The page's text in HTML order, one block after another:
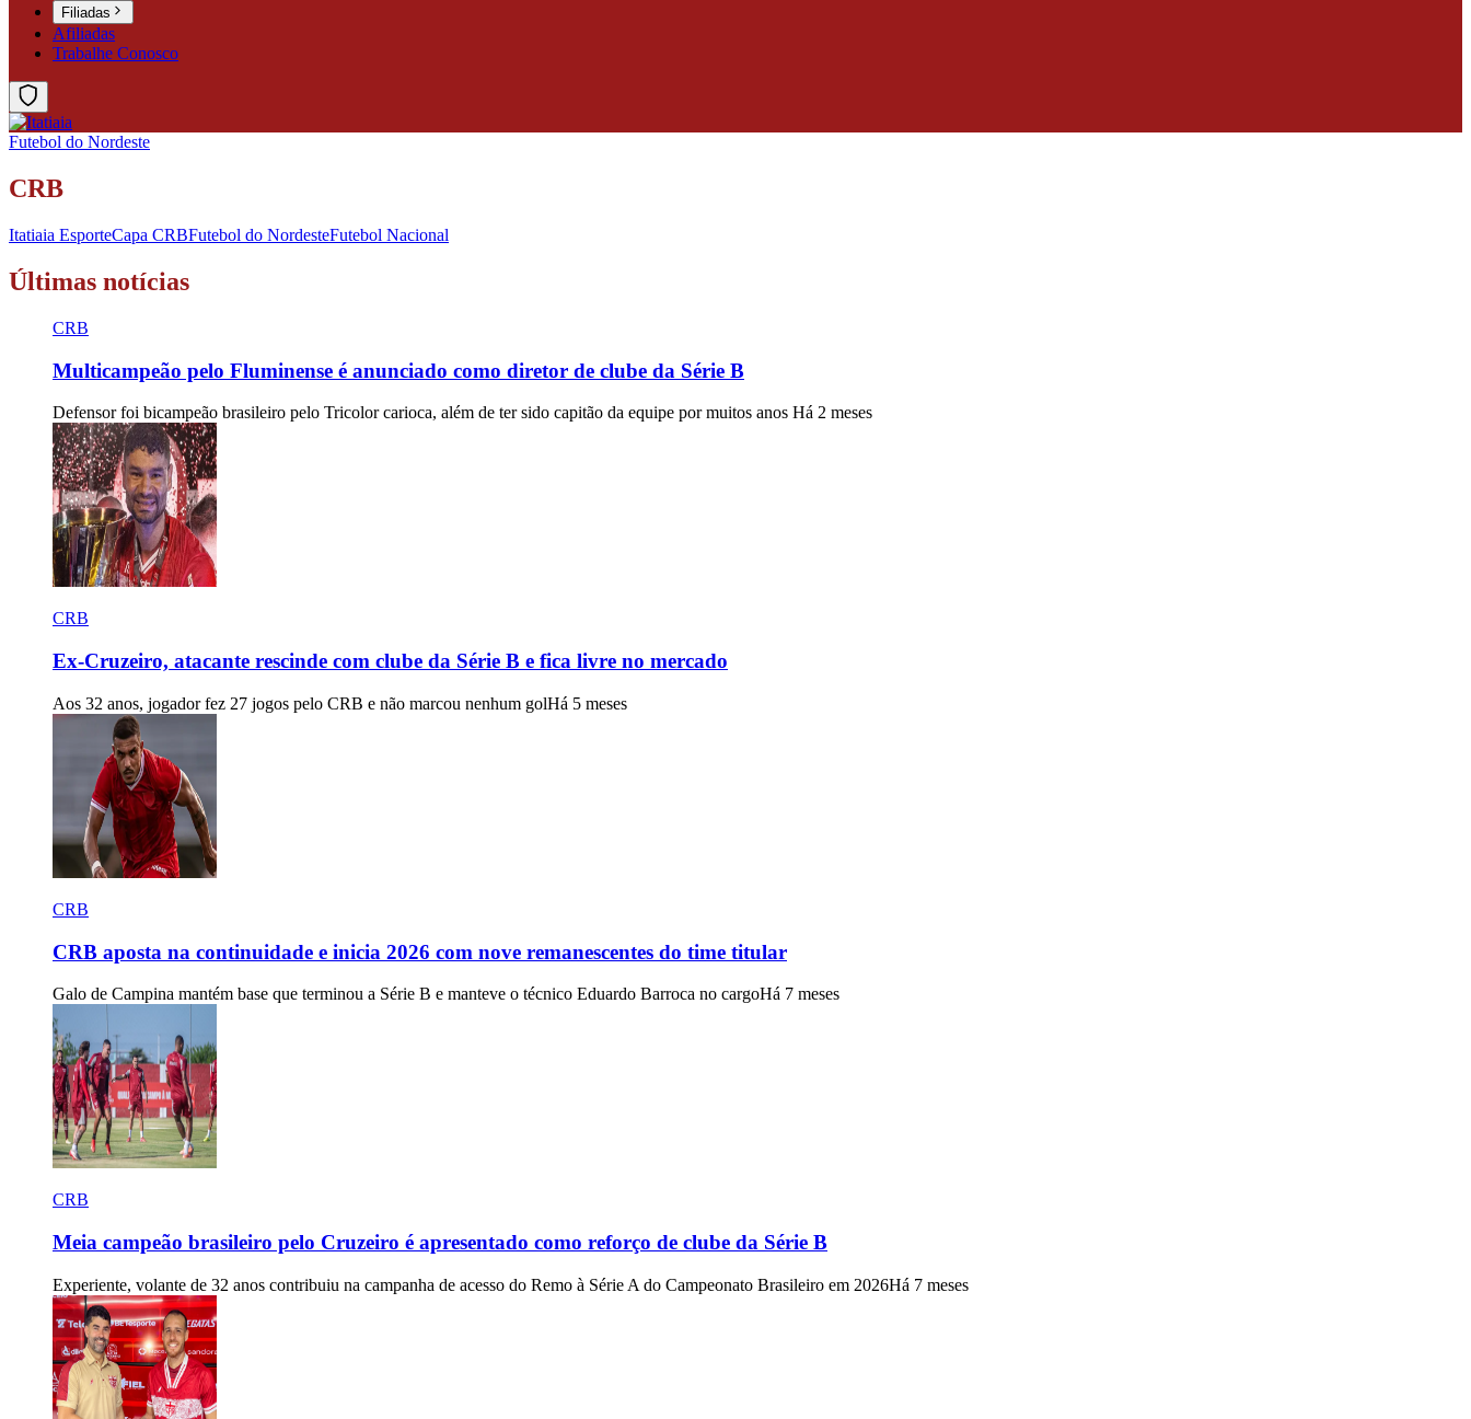
Filiadas
Afiliadas
Trabalhe Conosco
Futebol do Nordeste
CRB
Itatiaia EsporteCapa CRBFutebol do NordesteFutebol Nacional
Últimas notícias
CRB
Multicampeão pelo Fluminense é anunciado como diretor de clube da Série B
Defensor foi bicampeão brasileiro pelo Tricolor carioca, além de ter sido capitão da equipe por muitos anos Há 2 meses
CRB
Ex-Cruzeiro, atacante rescinde com clube da Série B e fica livre no mercado
Aos 32 anos, jogador fez 27 jogos pelo CRB e não marcou nenhum golHá 5 meses
CRB
CRB aposta na continuidade e inicia 2026 com nove remanescentes do time titular
Galo de Campina mantém base que terminou a Série B e manteve o técnico Eduardo Barroca no cargoHá 7 meses
CRB
Meia campeão brasileiro pelo Cruzeiro é apresentado como reforço de clube da Série B
Experiente, volante de 32 anos contribuiu na campanha de acesso do Remo à Série A do Campeonato Brasileiro em 2026Há 7 meses